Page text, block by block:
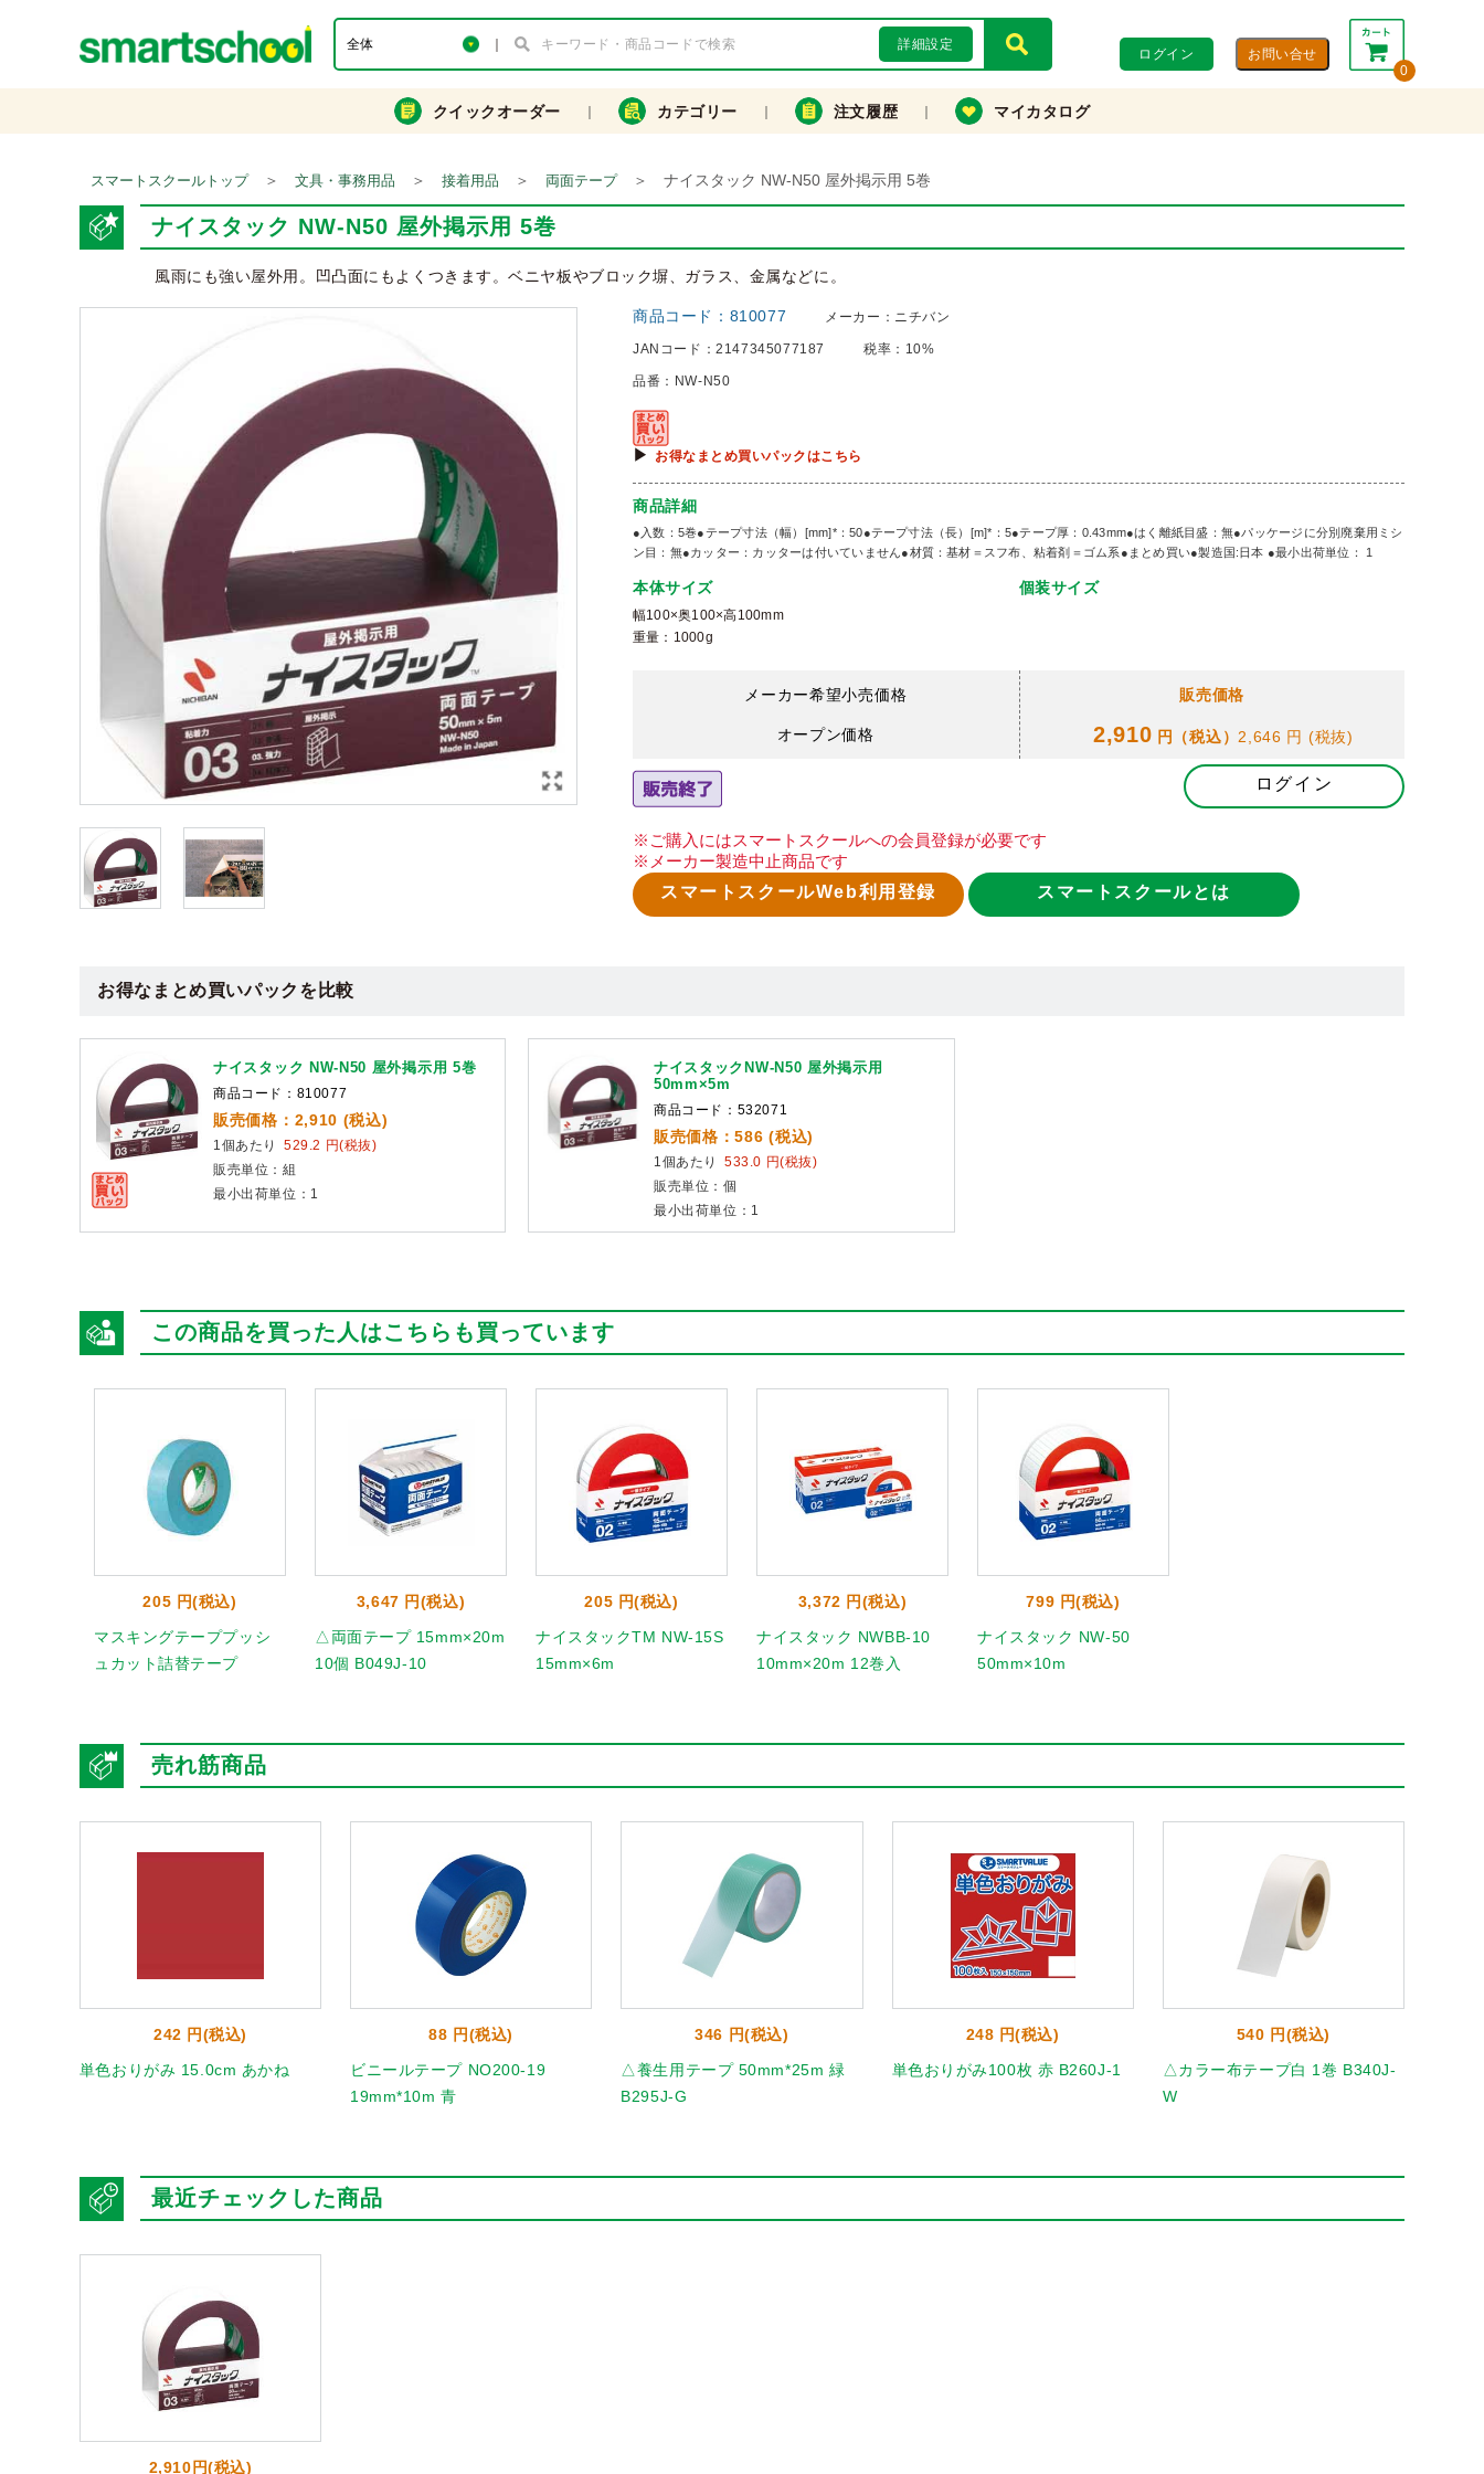
詳細設定
ログイン
0
合計： 0円
カートを見る・注文する
クイックオーダー カテゴリー 注文履歴 マイカタログ
スマートスクールトップ ＞ 文具・事務用品 ＞ 接着用品 ＞ 両面テープ ＞ ナイスタック NW-N50 屋外掲示用 5巻
ナイスタック NW-N50 屋外掲示用 5巻
風雨にも強い屋外用。凹凸面にもよくつきます。ベニヤ板やブロック塀、ガラス、金属などに。
商品コード： 810077 メーカー： ニチバン
JANコード：2147345077187 税率： 10%
品番： NW-N50
お得なまとめ買いパックはこちら
商品詳細
●入数：5巻●テープ寸法（幅）[mm]*：50●テープ寸法（長）[m]*：5●テープ厚：0.43mm●はく離紙目盛：無●パッケージに分別廃棄用ミシ
ン目：無●カッター：カッターは付いていません●材質：基材＝スフ布、粘着剤＝ゴム系●まとめ買い●製造国:日本 ●最小出荷単位： 1
本体サイズ
幅100×奥100×高100mm
重量：1000g
個装サイズ
メーカー希望小売価格
オープン価格
販売価格
2,910 円（税込） 2,646 円 (税抜)
ログイン
※ご購入にはスマートスクールへの会員登録が必要です
※メーカー製造中止商品です
スマートスクールWeb利用登録
スマートスクールとは
お得なまとめ買いパックを比較
ナイスタック NW-N50 屋外掲示用 5巻
商品コード：810077
販売価格：2,910 (税込)
1個あたり
529.2 円(税抜)
販売単位：組
最小出荷単位：1
ナイスタックNW-N50 屋外掲示用
50mm×5m
商品コード：532071
販売価格：586 (税込)
1個あたり
533.0 円(税抜)
販売単位：個
最小出荷単位：1
この商品を買った人はこちらも買っています
205 円(税込)
マスキングテーププッシ
ュカット詰替テープ
3,647 円(税込)
△両面テープ 15mm×20m
10個 B049J-10
205 円(税込)
ナイスタックTM NW-15S
15mm×6m
3,372 円(税込)
ナイスタック NWBB-10
10mm×20m 12巻入
799 円(税込)
ナイスタック NW-50
50mm×10m
売れ筋商品
242 円(税込)
単色おりがみ 15.0cm あかね
88 円(税込)
ビニールテープ NO200-19
19mm*10m 青
346 円(税込)
△養生用テープ 50mm*25m 緑
B295J-G
248 円(税込)
単色おりがみ100枚 赤 B260J-1
540 円(税込)
△カラー布テープ白 1巻 B340J-
W
最近チェックした商品
2,910円(税込)